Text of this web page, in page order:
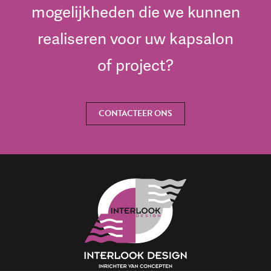
mogelijkheden die we kunnen
realiseren voor uw kapsalon
of project?
CONTACTEER ONS